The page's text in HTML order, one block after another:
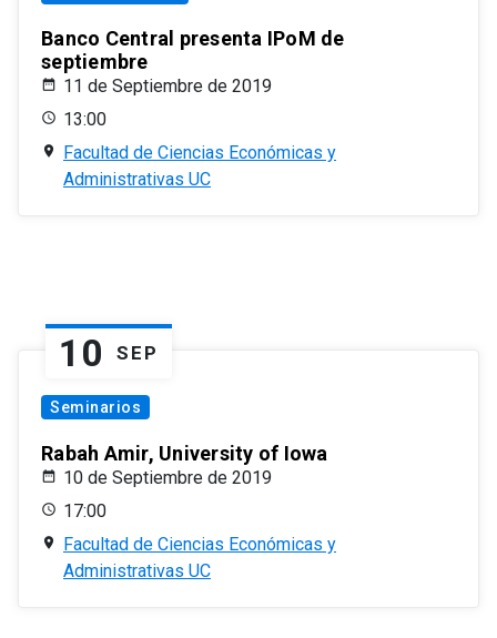
Banco Central presenta IPoM de
septiembre
11 de Septiembre de 2019
13:00
Facultad de Ciencias Económicas y
Administrativas UC
10 SEP
Seminarios
Rabah Amir, University of Iowa
10 de Septiembre de 2019
17:00
Facultad de Ciencias Económicas y
Administrativas UC